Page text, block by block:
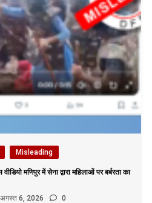
Misleading
मणिपुर में सेना द्वारा महिलाओं पर बर्बरता का
अगस्त 6, 2026 0